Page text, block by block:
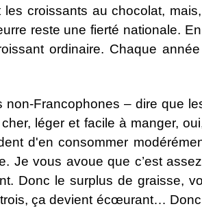
croissants au chocolat,
reste une fierté nationale.
ordinaire. Chaque
non-Francophones – dire que
léger et facile à manger,
d'en consommer
Je vous avoue que c’est
Donc le surplus de graisse,
ça devient écœurant…